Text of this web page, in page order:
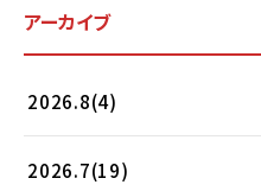
アーカイブ
2026.8(4)
2026.7(19)